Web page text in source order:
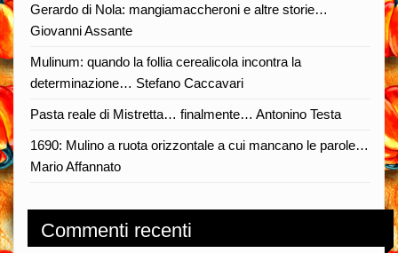
Gerardo di Nola: mangiamaccheroni e altre storie…
Giovanni Assante
Mulinum: quando la follia cerealicola incontra la
determinazione… Stefano Caccavari
Pasta reale di Mistretta… finalmente… Antonino Testa
1690: Mulino a ruota orizzontale a cui mancano le parole…
Mario Affannato
Commenti recenti